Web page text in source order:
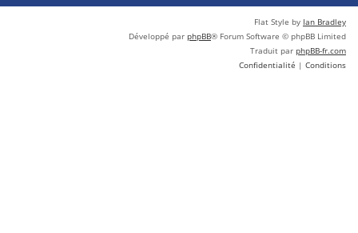
Flat Style by Ian Bradley
Développé par phpBB® Forum Software © phpBB Limited
Traduit par phpBB-fr.com
Confidentialité | Conditions